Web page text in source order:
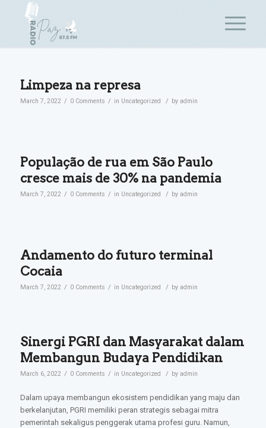
Limpeza na represa
March 7, 2022 / 0 Comments / in Uncategorized / by admin
População de rua em São Paulo
cresce mais de 30% na pandemia
March 7, 2022 / 0 Comments / in Uncategorized / by admin
Andamento do futuro terminal
Cocaia
March 7, 2022 / 0 Comments / in Uncategorized / by admin
Sinergi PGRI dan Masyarakat dalam
Membangun Budaya Pendidikan
March 6, 2022 / 0 Comments / in Uncategorized / by admin
Dalam upaya membangun ekosistem pendidikan yang maju dan
berkelanjutan, PGRI memiliki peran strategis sebagai mitra
pemerintah sekaligus penggerak utama profesi guru. Namun,